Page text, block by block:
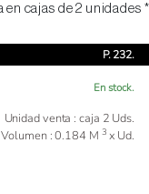
cajas de 2 unidades
P. 232.
En stock.
Unidad venta : caja 2 Uds.
Volumen : 0.184 M 3 x Ud.